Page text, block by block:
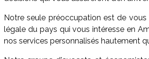
Notre seule préoccupation est de
légale du pays qui vous intéresse en
nos services personnalisés hautement